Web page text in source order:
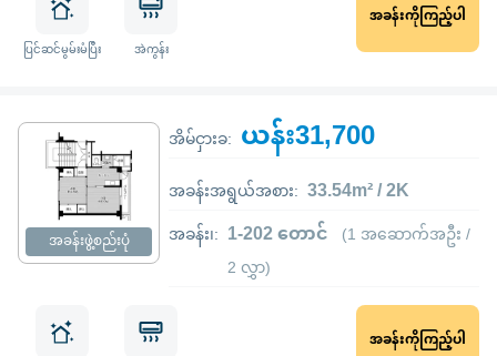
ပြင်ဆင်မွမ်းမံပြီး အဲကွန်း
အခန်းကိုကြည့်ပါ
အခန်းဖွဲ့စည်းပုံ
အိမ်ငှားခ: ယန်း31,700
အခန်းအရွယ်အစား: 33.54m² / 2K
အခန်း၊: 1-202 တောင် (1 အဆောက်အဦး /
2 လွှာ)
အခန်းကိုကြည့်ပါ